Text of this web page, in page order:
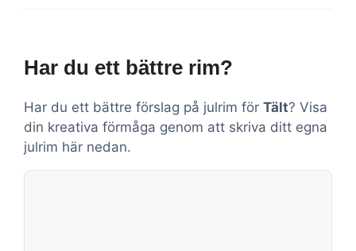
Har du ett bättre rim?
Har du ett bättre förslag på julrim för Tält? Visa
din kreativa förmåga genom att skriva ditt egna
julrim här nedan.
Kommentar